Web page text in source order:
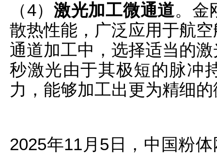
（4）激光加工微通道。金
散热性能，广泛应用于航
通道加工中，选择适当的
秒激光由于其极短的脉冲
力，能够加工出更为精细
2025年11月5日，中国粉